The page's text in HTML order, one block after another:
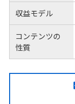
収益モデル
コンテンツの
性質